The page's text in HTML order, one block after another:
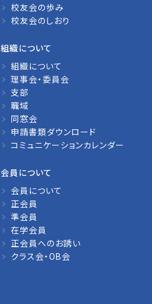
校友会の歩み
校友会のしおり
組織について
組織について
理事会・委員会
支部
職域
同窓会
申請書類ダウンロード
コミュニケーションカレンダー
会員について
会員について
正会員
準会員
在学会員
正会員へのお誘い
クラス会・OB会